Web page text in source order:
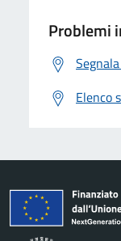
Problemi
Elenco